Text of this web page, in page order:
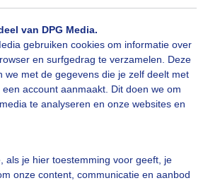
van DPG Media.
gebruiken cookies om informatie over
en surfgedrag te verzamelen. Deze
we met de gegevens die je zelf deelt met
account aanmaakt. Dit doen we om
te analyseren en onze websites en
als je hier toestemming voor geeft, je
onze content, communicatie en aanbod